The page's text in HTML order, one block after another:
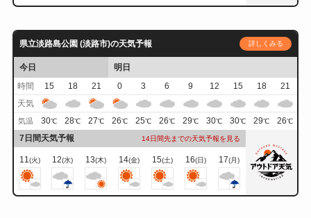
県立淡路島公園 (淡路市)の天気予報 詳しくみる
今日
明日
時間
15 18 21 0 3 6 9 12 15 18
21
天気
気温 30℃ 28℃ 27℃ 26℃ 25℃ 26℃ 29℃ 30℃ 30℃ 29℃ 26℃
7日間天気予報 14日間先までの天気予報を見る
11(火) 12(水) 13(木) 14(金) 15(土) 16(日) 17(月)